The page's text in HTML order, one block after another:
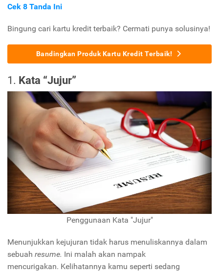
Cek 8 Tanda Ini
Bingung cari kartu kredit terbaik? Cermati punya solusinya!
Bandingkan Produk Kartu Kredit Terbaik!
1. Kata “Jujur”
Penggunaan Kata "Jujur"
Menunjukkan kejujuran tidak harus menuliskannya dalam
sebuah resume. Ini malah akan nampak
mencurigakan. Kelihatannya kamu seperti sedang